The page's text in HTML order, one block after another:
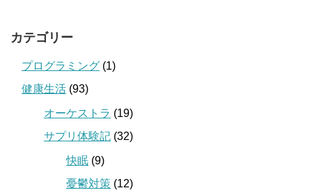
カテゴリー
プログラミング (1)
健康生活 (93)
オーケストラ (19)
サプリ体験記 (32)
快眠 (9)
憂鬱対策 (12)